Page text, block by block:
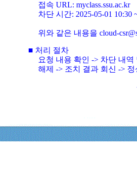
접속 URL: myclass.ssu.ac.kr
차단 시간: 2025-05-01 10:30
위와 같은 내용을 cloud-
■ 처리 절차
요청 내용 확인 -> 차단 내
해제 -> 조치 결과 회신 ->